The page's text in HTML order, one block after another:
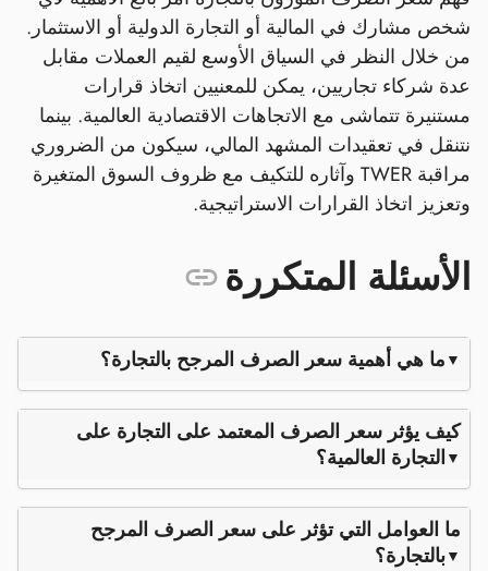
شخص مشارك في المالية أو التجارة الدولية أو الاستثمار.
من خلال النظر في السياق الأوسع لقيم العملات مقابل
عدة شركاء تجاريين، يمكن للمعنيين اتخاذ قرارات
مستنيرة تتماشى مع الاتجاهات الاقتصادية العالمية. بينما
نتنقل في تعقيدات المشهد المالي، سيكون من الضروري
مراقبة TWER وآثاره للتكيف مع ظروف السوق المتغيرة
وتعزيز اتخاذ القرارات الاستراتيجية.
الأسئلة المتكررة
ما هي أهمية سعر الصرف المرجح بالتجارة؟
كيف يؤثر سعر الصرف المعتمد على التجارة على
التجارة العالمية؟
ما العوامل التي تؤثر على سعر الصرف المرجح
بالتجارة؟